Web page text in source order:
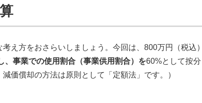
え方をおさらいしましょう。今回は、800万円（税込）
事業での使用割合（事業供用割合）を60%として按分
価償却の方法は原則として「定額法」です。）